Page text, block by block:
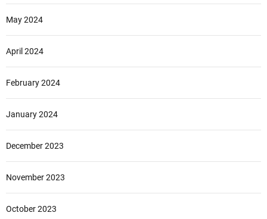
May 2024
April 2024
February 2024
January 2024
December 2023
November 2023
October 2023